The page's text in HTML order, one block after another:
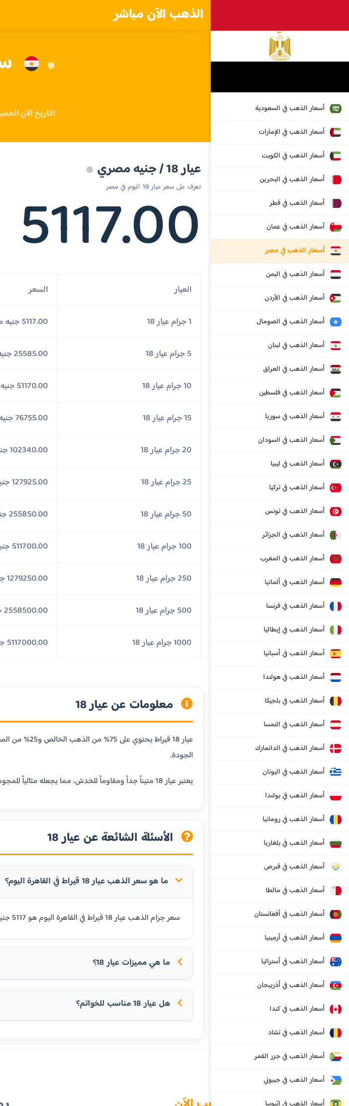
الذهب الآن مباشر
أسعار الذهب في السعودية
أسعار الذهب في الإمارات
أسعار الذهب في الكويت
أسعار الذهب في البحرين
أسعار الذهب في قطر
أسعار الذهب في عمان
أسعار الذهب في مصر
أسعار الذهب في اليمن
أسعار الذهب في الأردن
أسعار الذهب في الصومال
أسعار الذهب في لبنان
أسعار الذهب في العراق
أسعار الذهب في فلسطين
أسعار الذهب في سوريا
أسعار الذهب في السودان
أسعار الذهب في ليبيا
أسعار الذهب في تركيا
أسعار الذهب في تونس
أسعار الذهب في الجزائر
أسعار الذهب في المغرب
أسعار الذهب في ألمانيا
أسعار الذهب في فرنسا
أسعار الذهب في إيطاليا
أسعار الذهب في أسبانيا
أسعار الذهب في هولندا
أسعار الذهب في بلجيكا
أسعار الذهب في النمسا
أسعار الذهب في الدانمارك
أسعار الذهب في اليونان
أسعار الذهب في بولندا
أسعار الذهب في رومانيا
أسعار الذهب في بلغاريا
أسعار الذهب في قبرص
أسعار الذهب في مالطا
أسعار الذهب في أفغانستان
أسعار الذهب في أرمينيا
أسعار الذهب في أستراليا
أسعار الذهب في أذربيجان
أسعار الذهب في كندا
أسعار الذهب في تشاد
أسعار الذهب في جزر القمر
أسعار الذهب في جيبوتي
التاريخ الآن الخميس 2026-08-06 الساعة 12:31
عيار 18 / جنيه مصري
تعرف على سعر عيار 18 اليوم في مصر
5117.00
العيار السعر
1 جرام عيار 18 5117.00 جنيه مصري
5 جرام عيار 18 25585.00 جنيه مصري
10 جرام عيار 18 51170.00 جنيه مصري
15 جرام عيار 18 76755.00 جنيه مصري
20 جرام عيار 18 102340.00 جنيه مصري
25 جرام عيار 18 127925.00 جنيه مصري
50 جرام عيار 18 255850.00 جنيه مصري
100 جرام عيار 18 511700.00 جنيه مصري
250 جرام عيار 18 1279250.00 جنيه مصري
500 جرام عيار 18 2558500.00 جنيه مصري
1000 جرام عيار 18 5117000.00 جنيه مصري
معلومات عن عيار 18
عيار 18
الجودة.
يعتبر عيار 18 متيناً جداً ومقاوماً للخدش، مما يجعله مثالياً للمجوهرات التي يتم ارتداؤها يومياً. كما أنه يحافظ على لون الذهب الجميل مع إضافة المتانة.
الأسئلة الشائعة عن عيار 18
ما هو سعر الذهب عيار 18 قيراط في القاهرة اليوم؟
سعر جرام الذهب عيار 18 قيراط في القاهرة اليوم هو 5117 جنيه مصري. عيار 18 شائع في أوروبا والولايات المتحدة.
ما هي مميزات عيار 18؟
هل عيار 18 مناسب للخواتم؟